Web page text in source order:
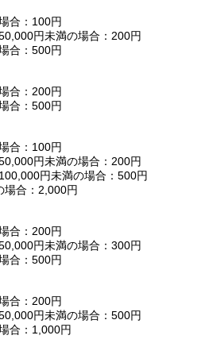
合：100円
円未満の場合：200円
合：500円
合：200円
合：500円
合：100円
円未満の場合：200円
円未満の場合：500円
場合：2,000円
合：200円
円未満の場合：300円
合：500円
合：200円
円未満の場合：500円
合：1,000円